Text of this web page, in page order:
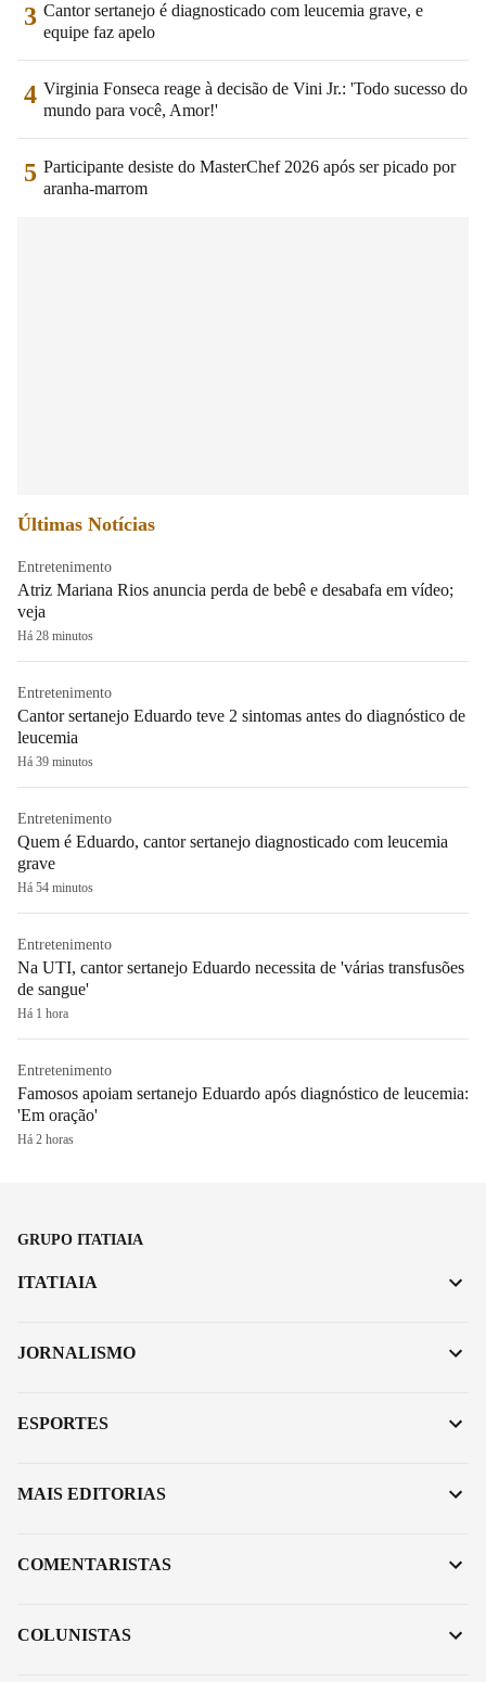
3 Cantor sertanejo é diagnosticado com leucemia grave, e
equipe faz apelo
4 Virginia Fonseca reage à decisão de Vini Jr.: 'Todo sucesso do
mundo para você, Amor!'
5 Participante desiste do MasterChef 2026 após ser picado por
aranha-marrom
Últimas Notícias
Entretenimento
Atriz Mariana Rios anuncia perda de bebê e desabafa em vídeo;
veja
Há 28 minutos
Entretenimento
Cantor sertanejo Eduardo teve 2 sintomas antes do diagnóstico de
leucemia
Há 39 minutos
Entretenimento
Quem é Eduardo, cantor sertanejo diagnosticado com leucemia
grave
Há 54 minutos
Entretenimento
Na UTI, cantor sertanejo Eduardo necessita de 'várias transfusões
de sangue'
Há 1 hora
Entretenimento
Famosos apoiam sertanejo Eduardo após diagnóstico de leucemia:
'Em oração'
Há 2 horas
GRUPO ITATIAIA
ITATIAIA
JORNALISMO
ESPORTES
MAIS EDITORIAS
COMENTARISTAS
COLUNISTAS